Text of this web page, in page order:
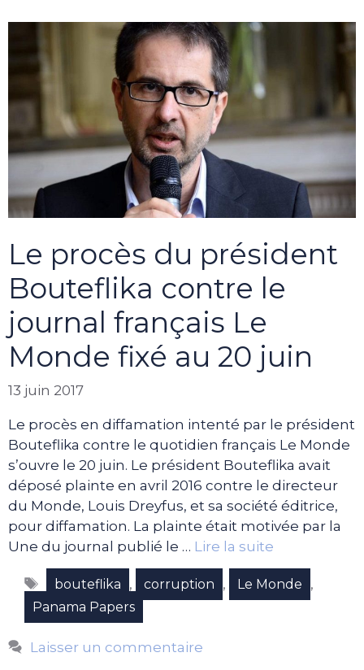
Le procès du président
Bouteflika contre le
journal français Le
Monde fixé au 20 juin
13 juin 2017
Le procès en diffamation intenté par le président
Bouteflika contre le quotidien français Le Monde
s’ouvre le 20 juin. Le président Bouteflika avait
déposé plainte en avril 2016 contre le directeur
du Monde, Louis Dreyfus, et sa société éditrice,
pour diffamation. La plainte était motivée par la
Une du journal publié le … Lire la suite
Étiquettes
bouteflika , corruption , Le Monde ,
Panama Papers
Laisser un commentaire